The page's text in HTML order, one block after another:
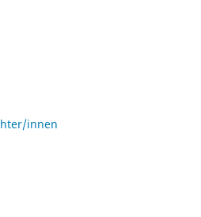
innen